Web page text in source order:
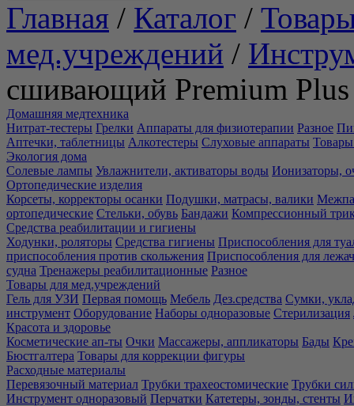
Главная / Каталог /
мед.учреждений /
сшивающий Premium
Домашняя медтехника
Нитрат-тестеры Грелки Аппараты для физиотерапии Разное
Аптечки, таблетницы Алкотестеры Слуховые аппараты Товары
Экология дома
Солевые лампы Увлажнители, активаторы воды Ионизаторы,
Ортопедические изделия
Корсеты, корректоры осанки Подушки, матрасы, валики
ортопедические Стельки, обувь Бандажи Компрессионный
Средства реабилитации и гигиены
Ходунки, роляторы Средства гигиены Приспособления для
приспособления против скольжения Приспособления для
судна Тренажеры реабилитационные Разное
Товары для мед.учреждений
Гель для УЗИ Первая помощь Мебель Дез.средства Сумки,
инструмент Оборудование Наборы одноразовые Стерилизация
Красота и здоровье
Косметические ап-ты Очки Массажеры, аппликаторы Бады
Бюстгалтера Товары для коррекции фигуры
Расходные материалы
Перевязочный материал Трубки трахеостомические Трубки
Инструмент одноразовый Перчатки Катетеры, зонды, стенты